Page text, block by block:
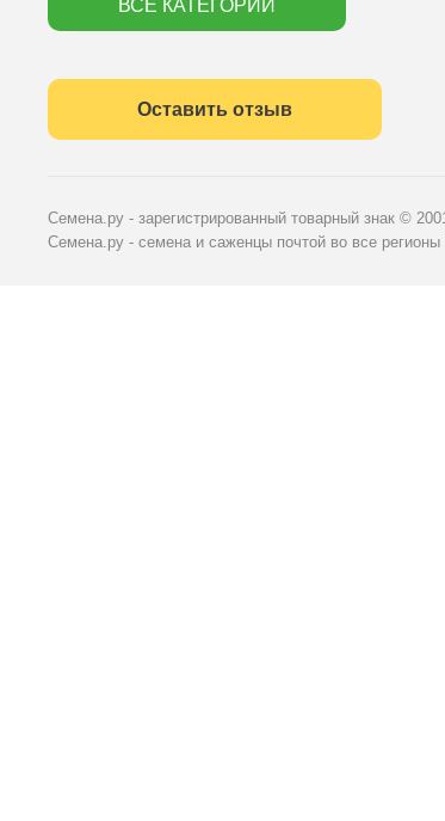
ВСЕ КАТЕГОРИИ
Оставить отзыв
Семена.ру - зарегистрированный товарный знак ©
Семена.ру - семена и саженцы почтой во все регионы